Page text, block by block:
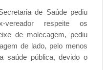
de Saúde pediu
respeite os
de molecagem, pediu
de lado, pelo menos
saúde pública, devido o